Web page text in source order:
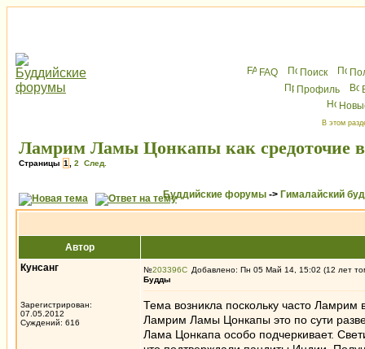
FAQ Поиск
Профиль
В этом
Ламрим Ламы Цонкапы как средоточие
Страницы 1 2 След.
Буддийские форумы -> Гималайский
Автор
Кунсанг
Зарегистрирован:
07.05.2012
Суждений: 616
№203396
Добавлено: Пн 05 Май 14, 15:02 (12 лет
Будды
Тема возникла поскольку часто
Ламрим Ламы Цонкапы это по сути
Лама Цонкапа особо подчеркивает.